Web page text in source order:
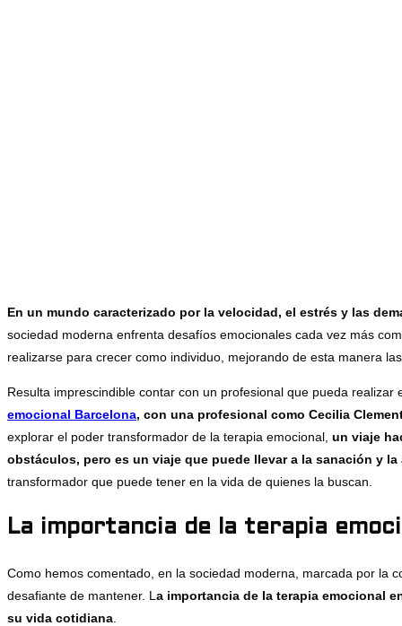
En un mundo caracterizado por la velocidad, el estrés y las
sociedad moderna enfrenta desafíos emocionales cada vez más
realizarse para crecer como individuo, mejorando de esta manera
Resulta imprescindible contar con un profesional que pueda
emocional Barcelona, con una profesional como Cecilia
explorar el poder transformador de la terapia emocional, un viaje
obstáculos, pero es un viaje que puede llevar a la sanación y
transformador que puede tener en la vida de quienes la buscan.
La importancia de la terapia
Como hemos comentado, en la sociedad moderna, marcada por la
desafiante de mantener. L a importancia de la terapia emocional
su vida cotidiana